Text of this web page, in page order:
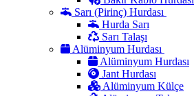
Sarı (Pirinç) Hurdası
Hurda Sarı
Sarı Talaşı
Alüminyum Hurdası
Alüminyum Hurdası
Jant Hurdası
Alüminyum Külçe